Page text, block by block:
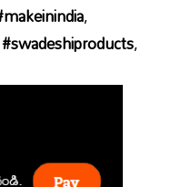
,
#swadeshiproducts,